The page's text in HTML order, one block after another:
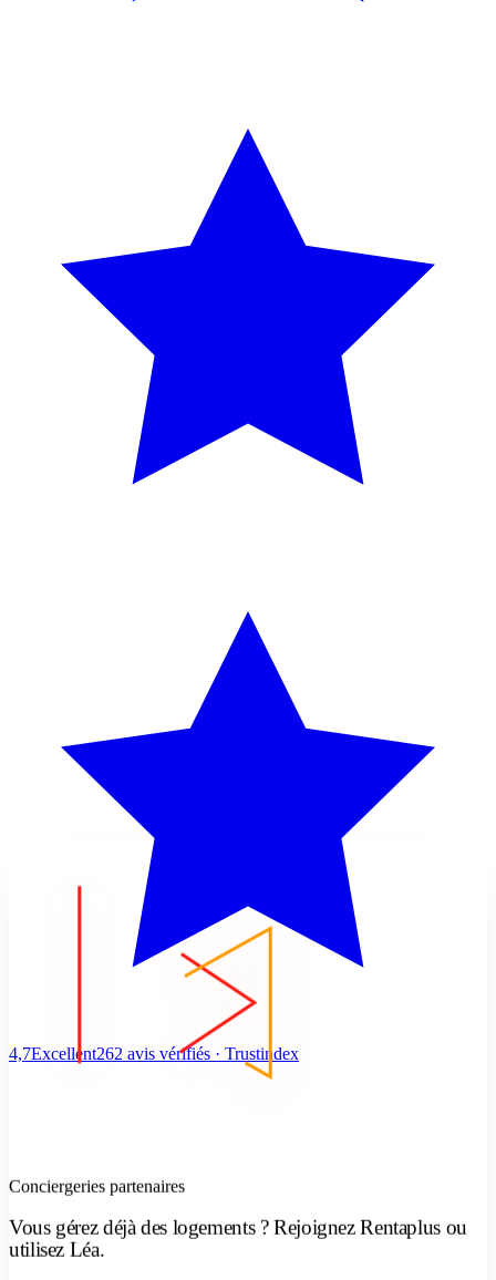
4,7Excellent262 avis vérifiés · Trustindex
Conciergeries partenaires
Vous gérez déjà des logements ? Rejoignez Rentaplus ou
utilisez Léa.